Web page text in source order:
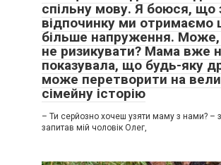
спільну мову. Я боюся, що
відпочинку ми отримаємо
більше напруження.
не ризикувати? Мама вже
показувала, що будь-яку
може перетворити на
сімейну історію
– Ти серйозно хочеш узяти маму з нами? –
запитав мій чоловік Олег,